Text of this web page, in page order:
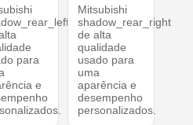
para
e
Mitsubishi
shadow_rear_right
de alta
qualidade
usado para
uma
aparência e
desempenho
personalizados.